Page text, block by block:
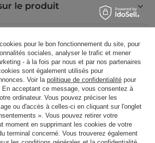
le produit
pour le bon fonctionnement du site, pour
sociales, analyser le trafic et mener
- à la fois par nous et par nos partenaires
sont également utilisés pour
Voir la politique de confidentialité pour
En acceptant ce message, vous consentez à
ordinateur. Vous pouvez préciser les
ou d'accès à celles-ci en cliquant sur l'onglet
». Vous pouvez retirer votre
moment en supprimant les cookies de votre
terminal concerné. Vous trouverez également